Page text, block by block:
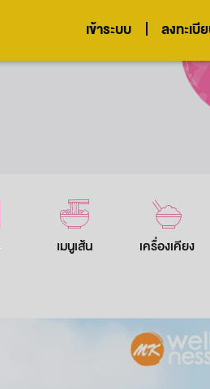
เข้าระบบ ลงทะเบี
เมนูเส้น เครื่องเคียง